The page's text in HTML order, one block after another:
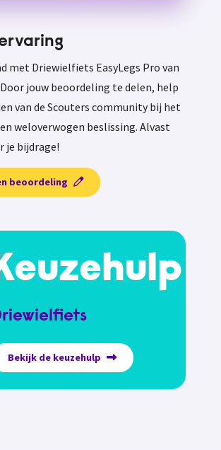
met Driewielfiets EasyLegs Pro van
jouw beoordeling te delen, help
van de Scouters community bij het
weloverwogen beslissing. Alvast
je bijdrage!
beoordeling
Bekijk de keuzehulp